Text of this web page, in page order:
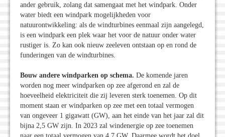
ander gebruik, zolang dat samengaat met het windpark. Onder
water biedt een windpark mogelijkheden voor
natuurontwikkeling: als de windturbines eenmaal zijn aangelegd,
is een windpark een plek waar het voor de natuur onder water
rustiger is. Zo kan ook nieuw zeeleven ontstaan op en rond de
funderingen van de windturbines.
Bouw andere windparken op schema. De komende jaren
worden nog meer windparken op zee afgerond en zal de
hoeveelheid elektriciteit die zij leveren sterk toenemen. Op dit
moment staan er windparken op zee met een totaal vermogen
van ongeveer 1 gigawatt (GW), aan het einde van het jaar zal dit
bijna 2,5 GW zijn. In 2023 zal windenergie op zee toenemen